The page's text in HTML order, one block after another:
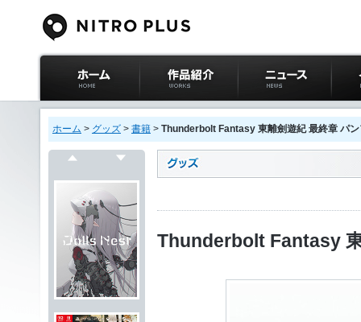
ニトロプラス公式
サイト ホーム
作品紹介 ニュース イベ
ホーム > グッズ > 書籍 > Thunderbolt Fantasy 東離劍遊紀 最終章 パ
Thunderbolt Fantasy